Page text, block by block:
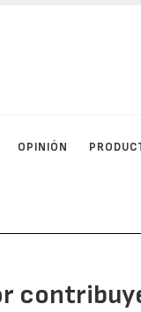
OPINIÓN